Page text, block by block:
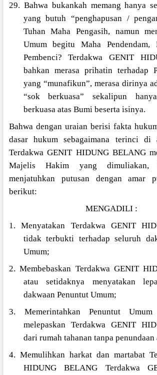
29. Bahwa bukankah memang hanya
yang butuh “penghapusan /
Tuhan Maha Pengasih, namun
Umum begitu Maha Pendendam,
Pembenci? Terdakwa GENIT
bahkan merasa prihatin terhadap
yang “munafikun”, merasa dirinya
“sok berkuasa” sekalipun
berkuasa atas Bumi beserta isinya.
Bahwa dengan uraian berisi fakta
dasar hukum sebagaimana terinci
Terdakwa GENIT HIDUNG BELANG
Majelis Hakim yang dimuliakan,
menjatuhkan putusan dengan amar
berikut:
MENGADILI :
1. Menyatakan Terdakwa GENIT
tidak terbukti terhadap seluruh
Umum;
2. Membebaskan Terdakwa GENIT
atau setidaknya menyatakan
dakwaan Penuntut Umum;
3. Memerintahkan Penuntut
melepaskan Terdakwa GENIT
dari rumah tahanan tanpa penundaan
4. Memulihkan harkat dan martabat
HIDUNG BELANG
Terdakwa